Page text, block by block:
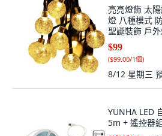
亮亮燈飾 太
燈 八種模式
聖誕裝飾 戶
白｜30燈珠｜
$99
($99.00/1個)
8/12 星期三
YUNHA LED
5m + 遙控器